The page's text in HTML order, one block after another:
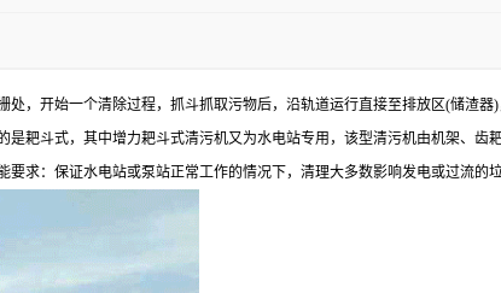
，开始一个清除过程，抓斗抓取污物后，沿轨道运行直接至排放区(储渣
耙斗式，其中增力耙斗式清污机又为水电站专用，该型清污机由机架、
求：保证水电站或泵站正常工作的情况下，清理大多数影响发电或过流的垃